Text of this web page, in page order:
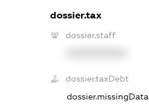
dossier.tax
dossier.staff
dossier.taxDebt
dossier.missingData